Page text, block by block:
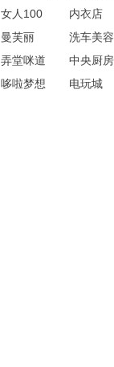
梁生活
集合店
女人100
内衣店
曼芙丽
洗车美容
店
弄堂咪道
中央厨房
哆啦梦想
电玩城